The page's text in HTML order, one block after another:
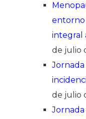
entorno
integral
de julio
Jornada
de julio
Jornada